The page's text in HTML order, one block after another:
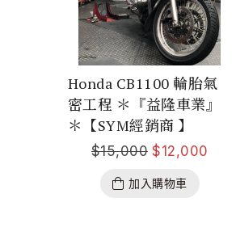
Honda CB1100 輪胎氣
密工程 ＊『益隆車業』
＊【SYM經銷商 】
$15,000 $12,000
加入購物車